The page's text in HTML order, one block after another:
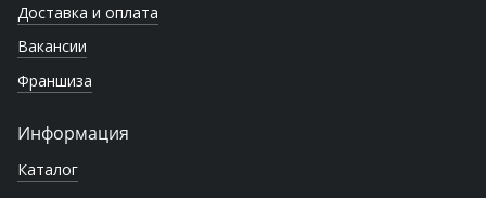
Доставка и оплата
Вакансии
Франшиза
Информация
Каталог